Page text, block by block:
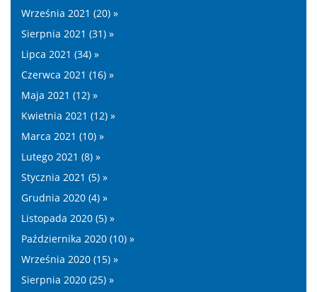
Września 2021 (20) »
Sierpnia 2021 (31) »
Lipca 2021 (34) »
Czerwca 2021 (16) »
Maja 2021 (12) »
Kwietnia 2021 (12) »
Marca 2021 (10) »
Lutego 2021 (8) »
Stycznia 2021 (5) »
Grudnia 2020 (4) »
Listopada 2020 (5) »
Października 2020 (10) »
Września 2020 (15) »
Sierpnia 2020 (25) »